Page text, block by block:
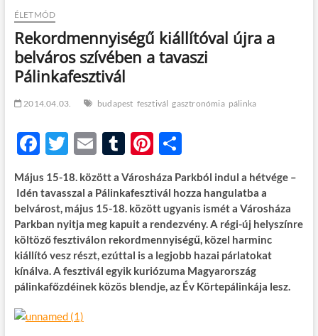
ÉLETMÓD
Rekordmennyiségű kiállítóval újra a
belváros szívében a tavaszi
Pálinkafesztivál
2014.04.03. budapest fesztivál gasztronómia pálinka
F
ac
e
b
o
o
k
T
w
itt
er
E
m
ail
T
u
m
bl
r
Pi
nt
er
es
t
O
ss
za
m
e
g
Május 15-18. között a Városháza Parkból indul a hétvége –
Idén tavasszal a Pálinkafesztivál hozza hangulatba a
belvárost, május 15-18. között ugyanis ismét a Városháza
Parkban nyitja meg kapuit a rendezvény. A régi-új helyszínre
költöző fesztiválon rekordmennyiségű, közel harminc
kiállító vesz részt, ezúttal is a legjobb hazai párlatokat
kínálva. A fesztivál egyik kuriózuma Magyarország
pálinkafőzdéinek közös blendje, az Év Körtepálinkája lesz.